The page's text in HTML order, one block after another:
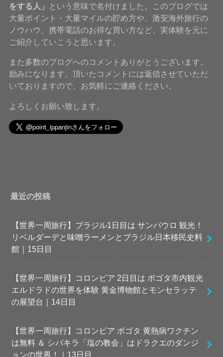
をする人」
という意味で名付けました。このブログでは
大量ポイント・大量マイルの貯め方や、激安海外旅行の
ノウハウ、携帯電話のお得な買い方など、実体験を元に
ご紹介していこうと思います。
また多数のブログへのコメントありがとうございます。
励みになります。頂いたコメントには返信させていただ
いておりますので、お気軽にご連絡ください。
よろしくお願い致します。
最近の投稿
【世界一周旅行】ブラジル1日目は サンパウロ 観光！
リベルダーデと味噌ラーメンとブラジル日本移民史料
館｜15日目
【世界一周旅行】コロンビア 2日目は ボゴタ市内観光
エルドラドの世界を体験 黄金博物館とモンセラッテ
の展望台｜14日目
【世界一周旅行】コロンビア ボゴタ 黄熱病ワクチン
は無料 ＆ シパキラ「塩の教会」はドラクエのダンジ
ョンの世界！｜13日目